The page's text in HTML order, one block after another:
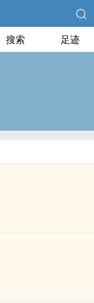
搜索 足迹
根本发不出来。